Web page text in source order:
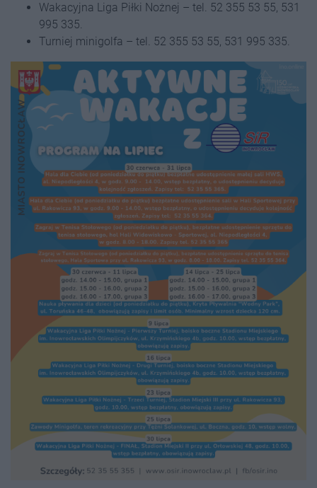
Wakacyjna Liga Piłki Nożnej – tel. 52 355 53 55, 531
995 335.
Turniej minigolfa – tel. 52 355 53 55, 531 995 335.